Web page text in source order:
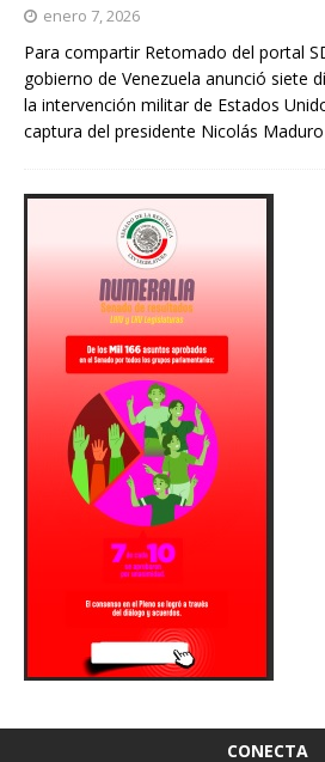
enero 7, 2026
Para compartir Retomado del portal
gobierno de Venezuela anunció siete
la intervención militar de Estados
captura del presidente Nicolás
CONECTA